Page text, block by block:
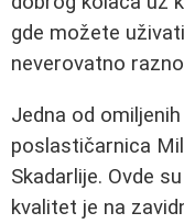
gde možete
neverovatno
Jedna od
poslastičarnica
Skadarlije. Ovde
kvalitet je na